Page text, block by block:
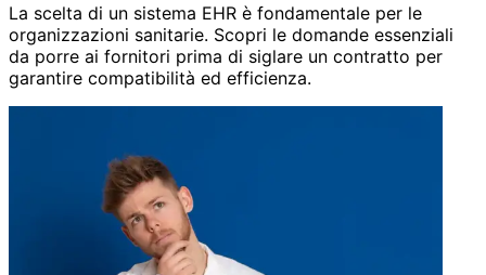
La scelta di un sistema EHR è fondamentale per le
organizzazioni sanitarie. Scopri le domande essenziali
da porre ai fornitori prima di siglare un contratto per
garantire compatibilità ed efficienza.